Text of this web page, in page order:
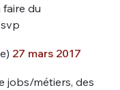
faire du
27 mars 2017
jobs/métiers, des